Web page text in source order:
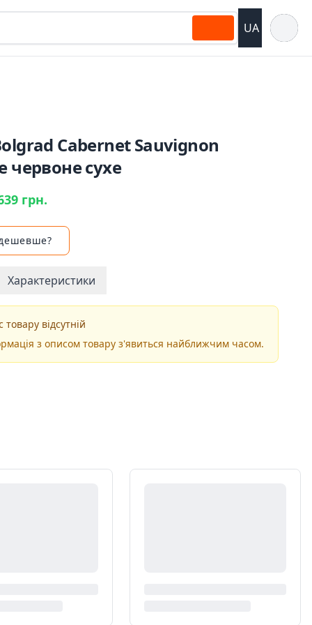
UA
Cabernet Sauvignon
червоне сухе
грн.
Характеристики
товару відсутній
з описом товару з'явиться найближчим часом.